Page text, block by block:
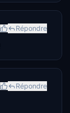
Répondre
Répondre